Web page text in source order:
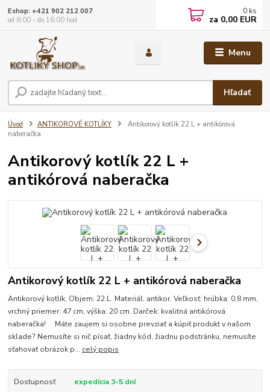
Menu
Hľadať
Eshop: +421 902 212 007
od 8:00 - do 16:00 hod
0 ks
za 0,00 EUR
Úvod ANTIKOROVÉ KOTLÍKY
Antikorový kotlík 22 L + antikórová
naberačka
Antikorový kotlík 22 L +
antikórová naberačka
Antikorový kotlík 22 L + antikórová naberačka
Antikorový kotlík. Objem: 22 L. Materiál: antikor. Veľkosť: hrúbka: 0,8 mm,
vrchný priemer: 47 cm, výška: 20 cm. Darček: kvalitná antikórová
naberačka! Máte zaujem si osobne prevziať a kúpiť produkt v našom
sklade? Nemusíte si nič písať, žiadny kód, žiadnu podstránku, nemusíte
sťahovať obrázok p... celý popis
Dostupnosť expedícia 3-5 dní